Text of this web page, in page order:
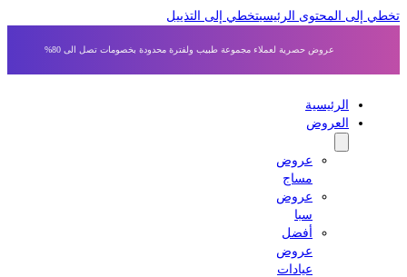
إلى المحتوى الرئيسي تخطي إلى التذييل
عروض حصرية لعملاء مجموعة طبيب ولفترة محدودة بخصومات تصل الى 80%
الرئيسية
العروض
عروض
مساج
عروض
أفضل
عروض
عيادات